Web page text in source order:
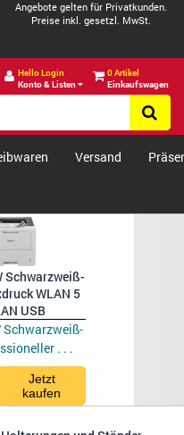
Angebote gelten für Privatkunden.
Preise inkl. gesetzl. MwSt.
Hello Login
Konto & Listen
0 Artikel
Einkaufswagen
Versand
Schwarzweiß-
WLAN 5
USB
Schwarzweiß-
. . .
Jetzt
kaufen